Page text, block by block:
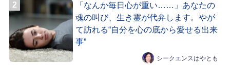
「なんか毎日心が重い……」あなたの
魂の叫び、生き霊が代弁します。やが
て訪れる“自分を心の底から愛せる出来
事”
シークエンスはやとも